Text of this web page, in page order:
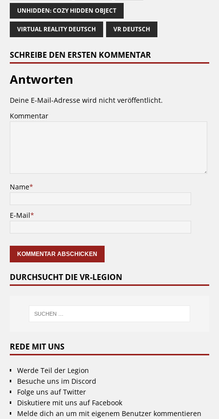
UNHIDDEN: COZY HIDDEN OBJECT
VIRTUAL REALITY DEUTSCH VR DEUTSCH
SCHREIBE DEN ERSTEN KOMMENTAR
Antworten
Deine E-Mail-Adresse wird nicht veröffentlicht.
Kommentar
Name*
E-Mail*
DURCHSUCHT DIE VR-LEGION
REDE MIT UNS
Werde Teil der Legion
Besuche uns im Discord
Folge uns auf Twitter
Diskutiere mit uns auf Facebook
Melde dich an um mit eigenem Benutzer kommentieren